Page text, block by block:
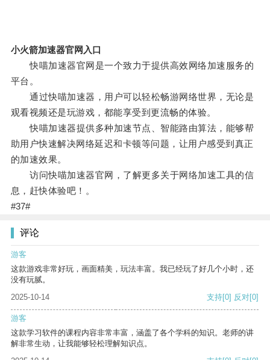
小火箭加速器官网入口
快喵加速器官网是一个致力于提供高效网络加速服务的
平台。
通过快喵加速器，用户可以轻松畅游网络世界，无论是
观看视频还是玩游戏，都能享受到更流畅的体验。
快喵加速器提供多种加速节点、智能路由算法，能够帮
助用户快速解决网络延迟和卡顿等问题，让用户感受到真正
的加速效果。
访问快喵加速器官网，了解更多关于网络加速工具的信
息，赶快体验吧！。
#37#
评论
游客
这款游戏非常好玩，画面精美，玩法丰富。我已经玩了好几个小时，还
没有玩腻。
2025-10-14
支持[0] 反对[0]
游客
这款学习软件的课程内容非常丰富，涵盖了各个学科的知识。老师的讲
解非常生动，让我能够轻松理解知识点。